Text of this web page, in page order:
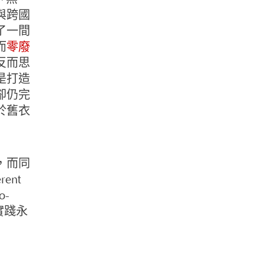
跨國
一間
零廢
而思
打造
仍完
舊衣
而同
踐永